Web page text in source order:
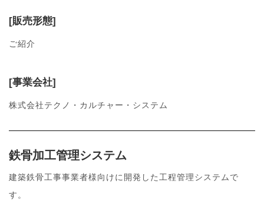
[販売形態]
ご紹介
[事業会社]
株式会社テクノ・カルチャー・システム
鉄骨加工管理システム
建築鉄骨工事事業者様向けに開発した工程管理システムで
す。